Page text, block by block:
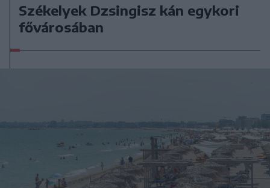
Székelyek Dzsingisz kán egykori
fővárosában